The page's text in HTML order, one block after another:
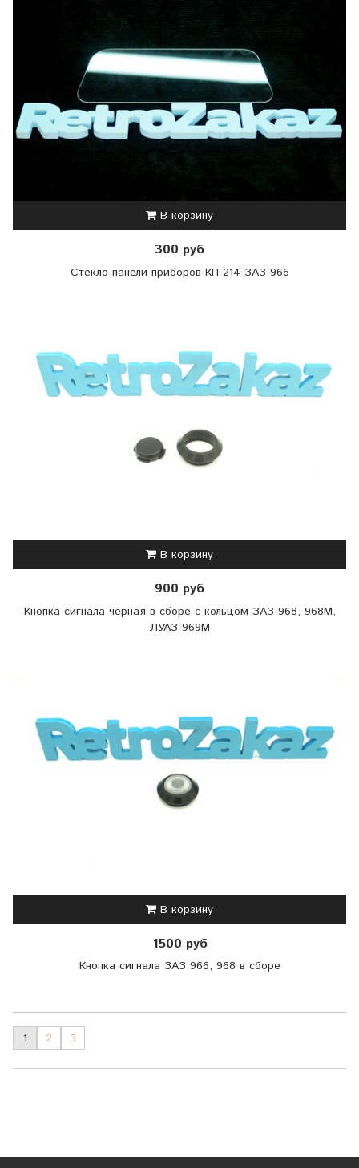
В корзину
300 руб
Стекло панели приборов КП 214 ЗАЗ 966
В корзину
900 руб
Кнопка сигнала черная в сборе с кольцом ЗАЗ 968, 968М,
ЛУАЗ 969М
В корзину
1500 руб
Кнопка сигнала ЗАЗ 966, 968 в сборе
1 2 3